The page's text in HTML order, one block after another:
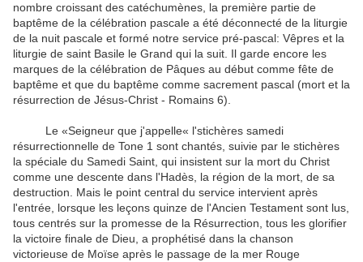
nombre croissant des catéchumènes, la première partie de
baptême de la célébration pascale a été déconnecté de la liturgie
de la nuit pascale et formé notre service pré-pascal: Vêpres et la
liturgie de saint Basile le Grand qui la suit. Il garde encore les
marques de la célébration de Pâques au début comme fête de
baptême et que du baptême comme sacrement pascal (mort et la
résurrection de Jésus-Christ - Romains 6).
Le «Seigneur que j'appelle« l'stichères samedi
résurrectionnelle de Tone 1 sont chantés, suivie par le stichères
la spéciale du Samedi Saint, qui insistent sur la mort du Christ
comme une descente dans l'Hadès, la région de la mort, de sa
destruction. Mais le point central du service intervient après
l'entrée, lorsque les leçons quinze de l'Ancien Testament sont lus,
tous centrés sur la promesse de la Résurrection, tous les glorifier
la victoire finale de Dieu, a prophétisé dans la chanson
victorieuse de Moïse après le passage de la mer Rouge